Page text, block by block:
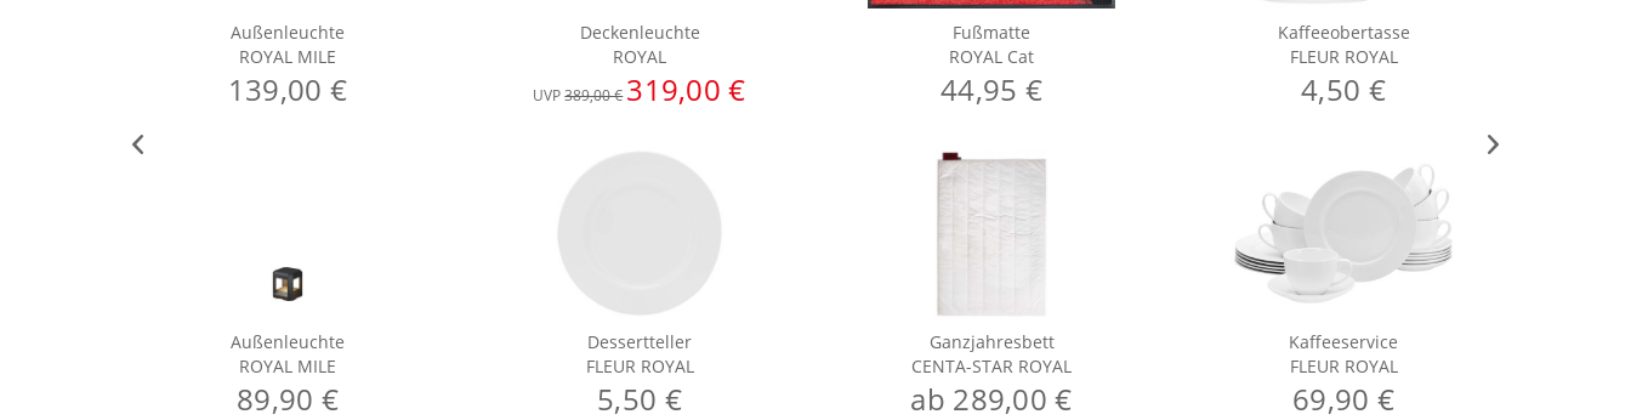
Außenleuchte
ROYAL MILE
139,00 €
Außenleuchte
ROYAL MILE
89,90 €
Deckenleuchte
ROYAL
UVP389,00 € 319,00 €
Dessertteller
FLEUR ROYAL
5,50 €
Fußmatte
ROYAL Cat
44,95 €
Ganzjahresbett
CENTA-STAR ROYAL
ab 289,00 €
Kaffeeobertasse
FLEUR ROYAL
4,50 €
Kaffeeservice
FLEUR ROYAL
69,90 €